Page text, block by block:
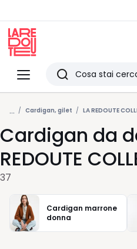
Menu
Redoute
Ricerca
Ultimi
articoli
visti
... Cardigan, gilet LA REDOUTE
Cardigan da
REDOUTE
37
Cardigan marrone
donna